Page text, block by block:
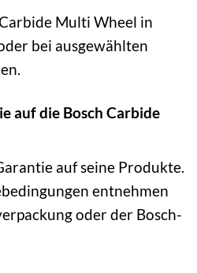
Multi Wheel in
bei ausgewählten
auf die Bosch Carbide
auf seine Produkte.
entnehmen
oder der Bosch-